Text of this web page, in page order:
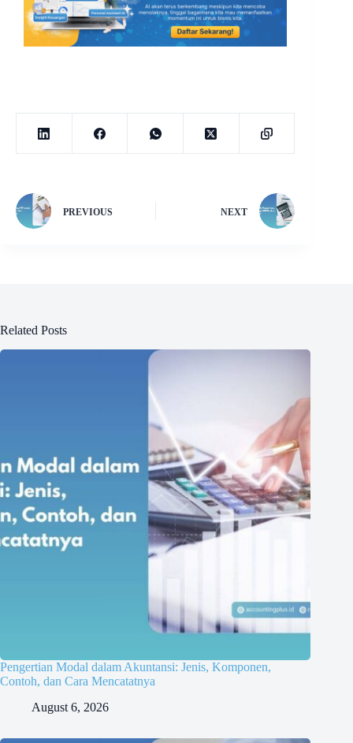
PREVIOUS NEXT
Related Posts
Pengertian Modal dalam Akuntansi: Jenis, Komponen,
Contoh, dan Cara Mencatatnya
August 6, 2026